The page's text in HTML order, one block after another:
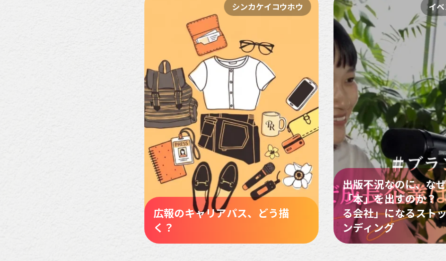
シンカケイコウホウ
広報のキャリアパス、どう描
く？
イ
出版不況なのに、な
「本」を出すのか？
る会社」になるスト
ンディング